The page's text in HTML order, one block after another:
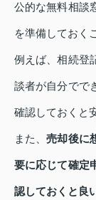
公的な無料相談
を準備しておく
例えば、相続登
談者が自分でで
確認しておくと
また、売却後に
要に応じて確定
認しておくと良